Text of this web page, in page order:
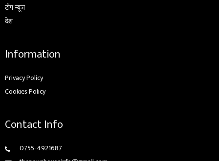
टॉप न्यूज़
देश
Information
Privacy Policy
Cookies Policy
Contact Info
0755-4921687